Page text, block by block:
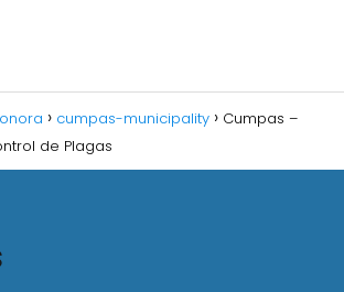
cumpas-municipality
Cumpas –
de Plagas